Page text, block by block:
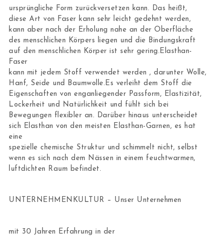
ursprüngliche Form zurückversetzen kann. Das heißt,
diese Art von Faser kann sehr leicht gedehnt werden,
kann aber nach der Erholung nahe an der Oberfläche
des menschlichen Körpers liegen und die Bindungskraft
auf den menschlichen Körper ist sehr gering.Elasthan-
Faser
kann mit jedem Stoff verwendet werden , darunter Wolle,
Hanf, Seide und Baumwolle.Es verleiht dem Stoff die
Eigenschaften von enganliegender Passform, Elastizität,
Lockerheit und Natürlichkeit und fühlt sich bei
Bewegungen flexibler an. Darüber hinaus unterscheidet
sich Elasthan von den meisten Elasthan-Garnen, es hat
eine
spezielle chemische Struktur und schimmelt nicht, selbst
wenn es sich nach dem Nässen in einem feuchtwarmen,
luftdichten Raum befindet.
UNTERNEHMENKULTUR – Unser Unternehmen
mit 30 Jahren Erfahrung in der